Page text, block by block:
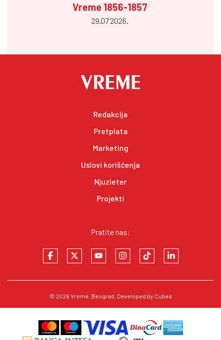
Vreme 1856-1857
29.07 2026.
Redakcija
Pretplata
Marketing
Uslovi korišćenja
Njuzleter
Projekti
Pratite nas:
© 2026 Vreme , Beograd. Developed by Cubes